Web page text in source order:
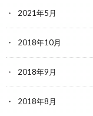
2021年5月
2018年10月
2018年9月
2018年8月